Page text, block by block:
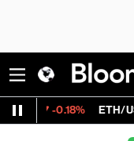
ETH/USD 1,909.59